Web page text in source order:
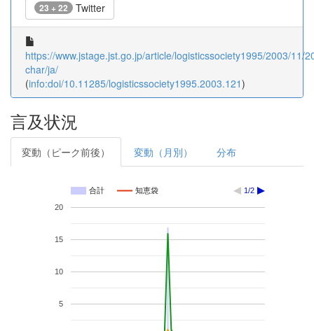
23 + 22 Twitter
https://www.jstage.jst.go.jp/article/logisticssociety1995/2003/11/
char/ja/
(info:doi/10.11285/logisticssociety1995.2003.121)
言及状況
変動（ピーク前後） 変動（月別） 分布
合計 知恵袋 1/2
5
10
15
20